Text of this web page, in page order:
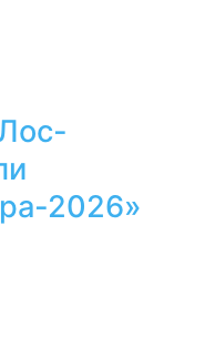
2026»